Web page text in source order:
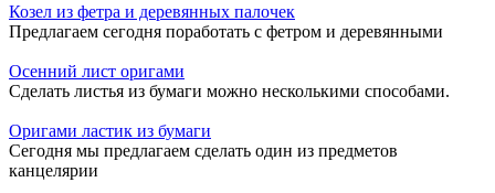
Козел из фетра и деревянных палочек
Предлагаем сегодня поработать с фетром и деревянными
Осенний лист оригами
Сделать листья из бумаги можно несколькими способами.
Оригами ластик из бумаги
Сегодня мы предлагаем сделать один из предметов
канцелярии